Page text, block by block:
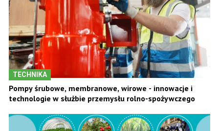
TECHNIKA
Pompy śrubowe, membranowe, wirowe - innowacje i
technologie w służbie przemysłu rolno-spożywczego